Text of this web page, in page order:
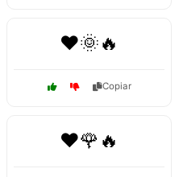
❤️🌞🔥
Copiar
❤️🌹🔥